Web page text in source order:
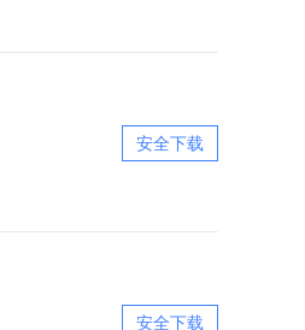
安全下载
安全下载